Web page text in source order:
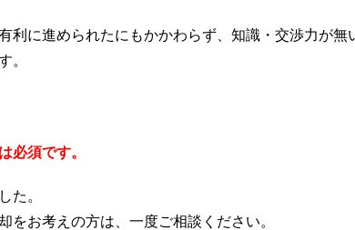
利に進められたにもかかわらず、知識・交渉力が無
。
必須です。
た。
をお考えの方は、一度ご相談ください。